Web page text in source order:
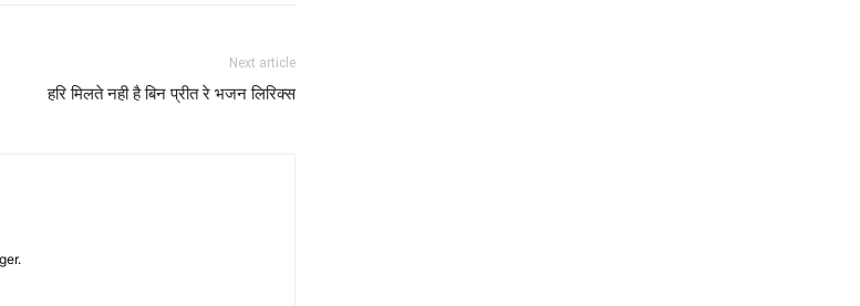
Next article
हरि मिलते नही है बिन प्रीत रे भजन लिरिक्स